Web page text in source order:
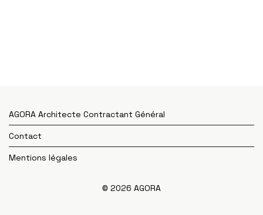
AGORA Architecte Contractant Général
Contact
Mentions légales
© 2026 AGORA